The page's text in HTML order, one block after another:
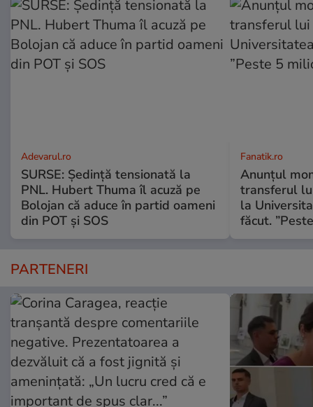
Adevarul.ro
SURSE: Ședință tensionată la
PNL. Hubert Thuma îl acuză pe
Bolojan că aduce în partid oameni
din POT și SOS
Fanatik.ro
Anunțul
transferul
la
făcut.
PARTENERI